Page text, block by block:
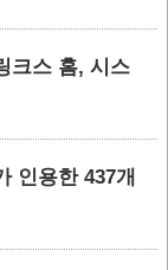
크스 홈, 시스
인용한 437개